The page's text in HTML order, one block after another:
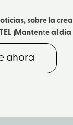
sobre la
¡Mantente al día
ahora